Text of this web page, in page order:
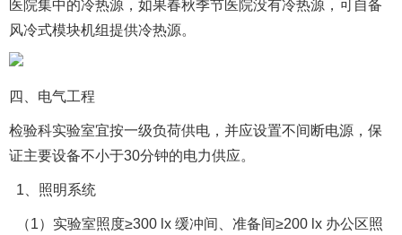
医院集中的冷热源，如果春秋季节医院没有冷热源，可自备
风冷式模块机组提供冷热源。
四、电气工程
检验科实验室宜按一级负荷供电，并应设置不间断电源，保
证主要设备不小于30分钟的电力供应。
1、照明系统
（1）实验室照度≥300 lx 缓冲间、准备间≥200 lx 办公区照